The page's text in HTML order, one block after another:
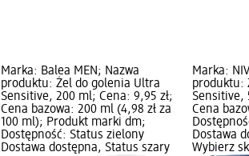
Marka: Balea MEN; Nazwa
produktu: Żel do golenia Ultra
Sensitive, 200 ml; Cena: 9,95 zł;
Cena bazowa: 200 ml (4,98 zł za
100 ml); Produkt marki dm;
Dostępność: Status zielony
Dostawa dostępna, Status szary
Marka:
produktu:
Sensitive,
Cena
Dostawa
Wybierz